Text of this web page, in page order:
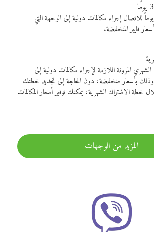
تتيح لك خطة الـ 30 يوماً للاتصال إجراء مكالمات دولية إلى الوجهة التي
المرونة اللازمة لإجراء مكالمات دولية إلى
وذلك بأسعار منخفضة، دون الحاجة إلى تجديد خطتك
الاشتراك الشهرية، يمكنك توفير أسعار المكالمات
المزيد من الوجهات